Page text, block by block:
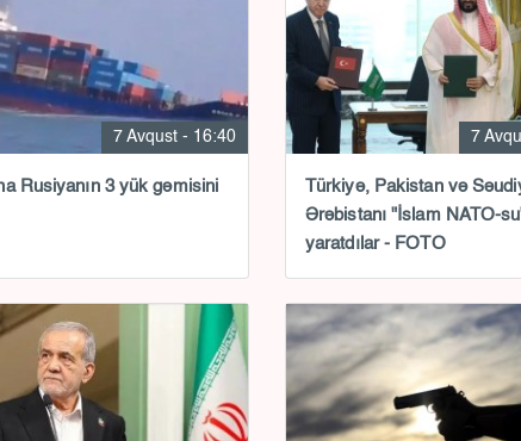
7 Avqust - 16:40
Rusiyanın 3 yük gəmisini
7
Türkiyə, Pakistan və
Ərəbistanı "İslam NATO-
yaratdılar - FOTO